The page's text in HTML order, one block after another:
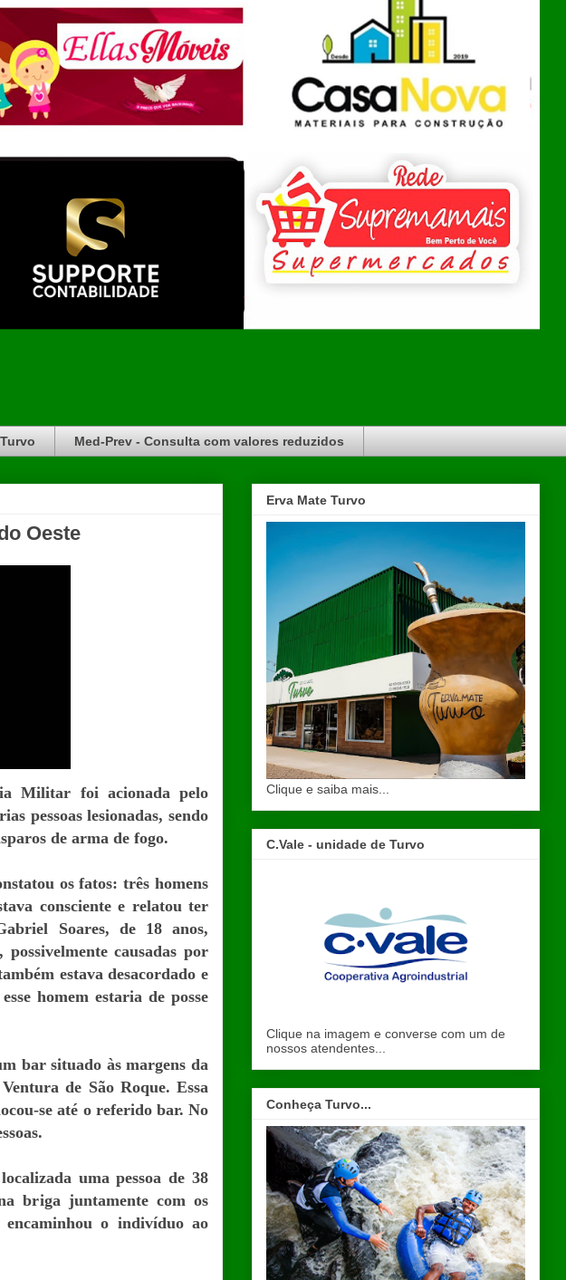
Med-Prev - Consulta com valores reduzidos
Oeste
Militar foi acionada pelo
pessoas lesionadas, sendo
de arma de fogo.
os fatos: três homens
consciente e relatou ter
Soares, de 18 anos,
causadas por
estava desacordado e
homem estaria de posse
bar situado às margens da
de São Roque. Essa
se até o referido bar. No
uma pessoa de 38
briga juntamente com os
encaminhou o indivíduo ao
Erva Mate Turvo
Clique e saiba mais...
C.Vale - unidade de Turvo
Clique na imagem e converse com um de
nossos atendentes...
Conheça Turvo...